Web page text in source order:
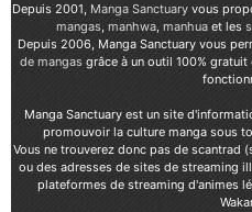
Depuis 2001, Manga Sanctuary vous
mangas, manhwa, manhuaet les
Depuis 2006, Manga Sanctuary vous
de mangasgrâce à un outil 100% gratuit
Manga Sanctuary est un site
promouvoir la culture manga sous
Vous ne trouverez donc pas de scantrad
ou des adresses de sites de streaming
plateformes de streaming d'animes